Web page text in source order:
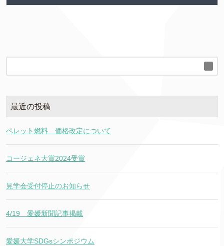
最近の投稿
ペレット燃料 価格改定について
コージェネ大賞2024受賞
見学会受付停止のお知らせ
4/19 愛媛新聞記事掲載
愛媛大学SDGsシンポジウム